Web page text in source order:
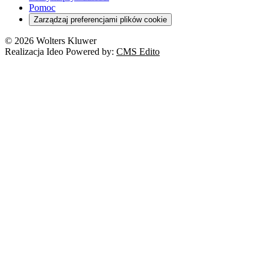
Cyberbezpieczeństwo
Franczyza
Prawo autorskie
RODO
Pomoc
Zarządzaj preferencjami plików cookie
© 2026 Wolters Kluwer
Realizacja Ideo Powered by: CMS Edito